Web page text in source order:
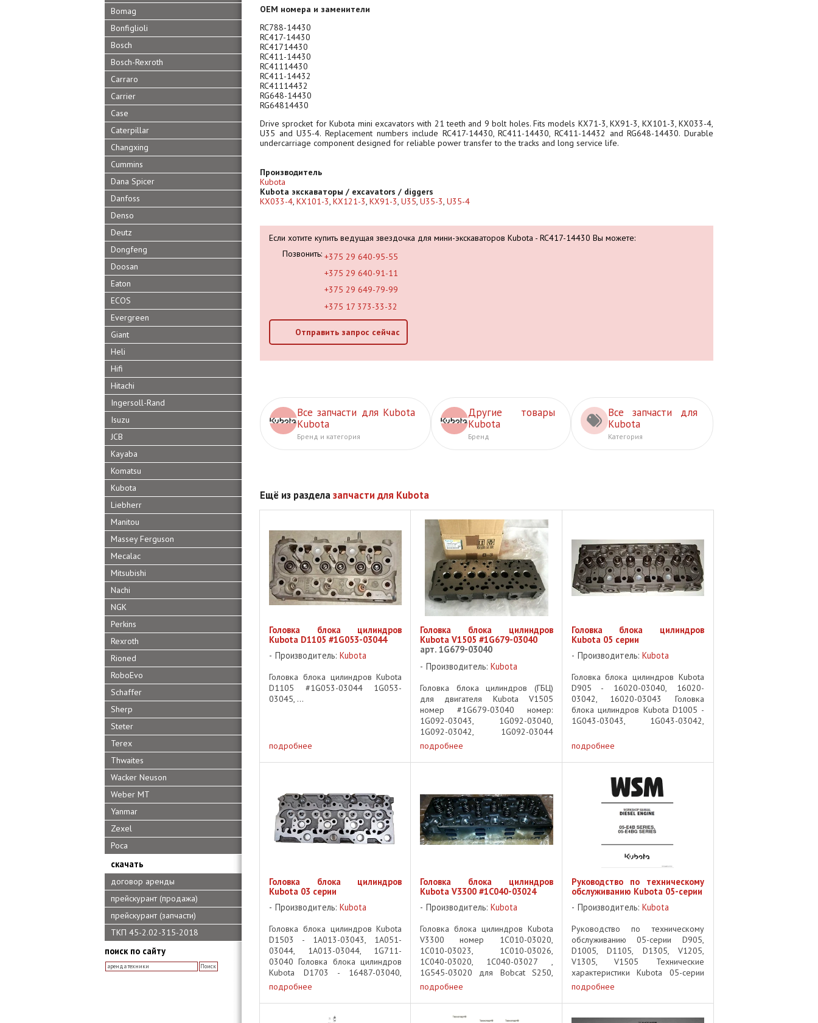
Bomag
Bonfiglioli
Bosch
Bosch-Rexroth
Carraro
Carrier
Case
Caterpillar
Changxing
Cummins
Dana Spicer
Danfoss
Denso
Deutz
Dongfeng
Doosan
Eaton
ECOS
Evergreen
Giant
Heli
Hifi
Hitachi
Ingersoll-Rand
Isuzu
JCB
Kayaba
Komatsu
Kubota
Liebherr
Manitou
Massey Ferguson
Mecalac
Mitsubishi
Nachi
NGK
Perkins
Rexroth
Rioned
RoboEvo
Schaffer
Sherp
Steter
Terex
Thwaites
Wacker Neuson
Weber MT
Yanmar
Zexel
Роса
скачать
договор аренды
прейскурант (продажа)
прейскурант (запчасти)
ТКП 45-2.02-315-2018
поиск по сайту
OEM номера и заменители
RC788-14430
RC417-14430
RC41714430
RC411-14430
RC41114430
RC411-14432
RC41114432
RG648-14430
RG64814430
Drive sprocket for Kubota mini excavators with 21 teeth and 9 bolt holes. Fits models KX71-3, KX91-3, KX101-3, KX033-4,
U35 and U35-4. Replacement numbers include RC417-14430, RC411-14430, RC411-14432 and RG648-14430. Durable
undercarriage component designed for reliable power transfer to the tracks and long service life.
Производитель
Kubota
Kubota экскаваторы / excavators / diggers
KX033-4 KX101-3 KX121-3 KX91-3 U35 U35-3 U35-4
Если хотите купить ведущая звездочка для мини-экскаваторов Kubota - RC417-14430 Вы можете:
Позвонить: +375 29 640-95-55
+375 29 640-91-11
+375 29 649-79-99
+375 17 373-33-32
Отправить запрос сейчас
Все запчасти для Kubota
Kubota
Бренд и категория
Другие товары
Kubota
Бренд
Все запчасти для
Kubota
Категория
Ещё из разделазапчасти для Kubota
Головка блока цилиндров
Kubota D1105 #1G053-03044
Производитель: Kubota
Головка блока цилиндров Kubota
D1105 #1G053-03044 1G053-
03045, ...
подробнее
Головка блока цилиндров
Kubota V1505 #1G679-03040
арт. 1G679-03040
Производитель:Kubota
Головка блока цилиндров (ГБЦ)
для двигателя Kubota V1505
номер #1G679-03040 номер:
1G092-03043, 1G092-03040,
1G092-03042, 1G092-03044
применяемость: Kubota V1505
Kubota V1505 Cylinder ...
подробнее
Головка блока цилиндров
Kubota 05 серии
Производитель: Kubota
Головка блока цилиндров Kubota
D905 - 16020-03040, 16020-
03042, 16020-03043 Головка
блока цилиндров Kubota D1005 -
1G043-03043, 1G043-03042,
цилиндров Kubota D1105 - 1G053-
03040, 1G053-03045, 1G053-
03044 Головка блока ...
подробнее
Головка блока цилиндров
Kubota 03 серии
Производитель: Kubota
Головка блока цилиндров Kubota
D1503 - 1A013-03043, 1A051-
03044, 1A013-03044, 1G711-
03040 Головка блока цилиндров
Kubota D1703 - 16487-03040,
16487-03045, 16487-03047,
1A033-03042, 1A033-03043
Головка блока цилиндров Kubota
V2003T - 1E013-03043, ...
подробнее
Головка блока цилиндров
Kubota V3300 #1C040-03024
Производитель:Kubota
Головка блока цилиндров Kubota
V3300 номер 1C010-03020,
1C010-03023, 1C010-03026,
1C040-03020, 1C040-03027 ,
1G545-03020 для Bobcat S250,
S300, S330, T250, ...
подробнее
Руководство по техническому
обслуживанию Kubota 05-серии
Производитель: Kubota
Руководство по техническому
обслуживанию 05-серии D905,
D1005, D1105, D1305, V1205,
V1305, V1505 Технические
характеристики Kubota 05-серии
D905, D1005, D1105, D1305,
V1205, V1305, V1505 объём масла
(поддон 125мм) - D905, D1005,
D1105 - 5.1л объём ...
подробнее